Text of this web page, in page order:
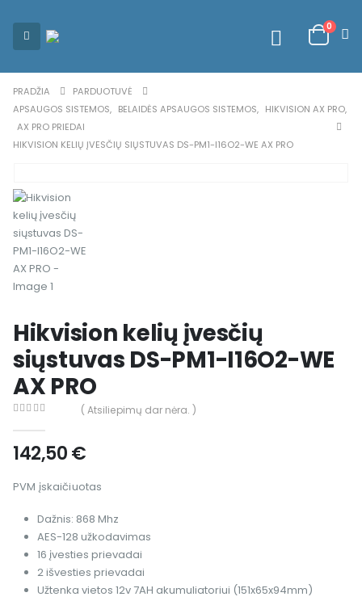
0
PRADŽIA
PARDUOTUVĖ
APSAUGOS SISTEMOS, BELAIDĖS APSAUGOS SISTEMOS, HIKVISION AX PRO,
AX PRO PRIEDAI
HIKVISION KELIŲ ĮVESČIŲ SIŲSTUVAS DS-PM1-I16O2-WE AX PRO
Hikvision kelių įvesčių
siųstuvas DS-PM1-I16O2-WE
AX PRO
( Atsiliepimų dar nėra. )
142,50€
PVM įskaičiuotas
Dažnis: 868 Mhz
AES-128 užkodavimas
16 įvesties prievadai
2 išvesties prievadai
Užtenka vietos 12v 7AH akumuliatoriui (151x65x94mm)